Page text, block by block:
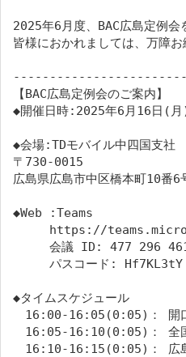
2025年6月度、BAC広島定例会
皆様におかれましては、万障
【BAC広島定例会のご案内】
◆開催日時:2025年6月16日(
◆会場:TDモバイル中四国支社
〒730-0015
広島県広島市中区橋本町10番6
◆Web :Teams
https://
会議 ID: 477 296
パスコード: Hf7KL3tY
◆タイムスケジュール
16:00-16:05(0:05)： 開口
16:05-16:10(0:05)： 全国
16:10-16:15(0:05)： 広島